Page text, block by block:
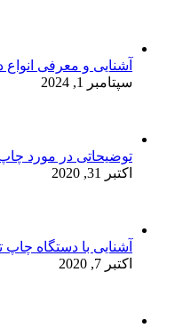
آشنایی و معرفی
سپتامبر 1, 2024
توضیحاتی در مورد چاپ
اکتبر 31, 2020
آشنایی با دستگاه چاپ
اکتبر 7, 2020